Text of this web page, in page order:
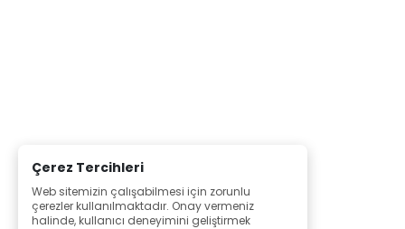
Çerez Tercihleri
Web sitemizin çalışabilmesi için zorunlu
çerezler kullanılmaktadır. Onay vermeniz
halinde, kullanıcı deneyimini geliştirmek